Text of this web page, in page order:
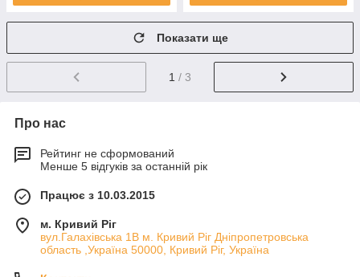
Показати ще
1 / 3
Про нас
Рейтинг не сформований
Менше 5 відгуків за останній рік
Працює з 10.03.2015
м. Кривий Ріг
вул.Галахівська 1В м. Кривий Ріг Дніпропетровська
область ,Україна 50000, Кривий Ріг, Україна